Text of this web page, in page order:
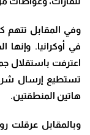
وفي المقابل تتهم
في أوكرانيا. وإنها
اعترفت باستقلال
تستطيع إرسال
هاتين المنطقتين.
وبالمقابل عرقلت